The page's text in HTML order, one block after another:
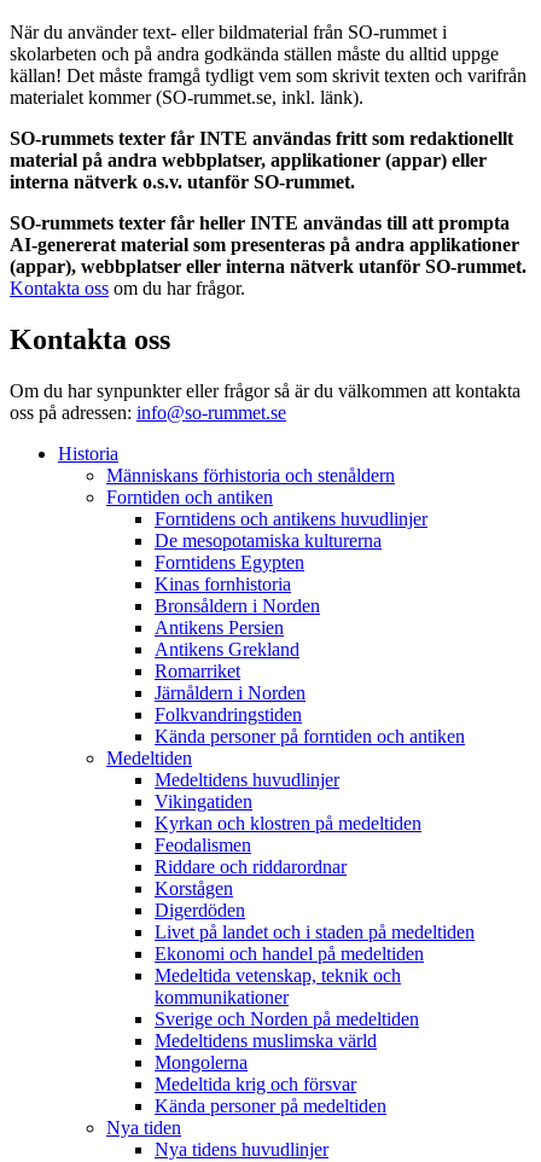
När du använder text- eller bildmaterial från SO-rummet i
skolarbeten och på andra godkända ställen måste du alltid uppge
källan! Det måste framgå tydligt vem som skrivit texten och varifrån
materialet kommer (SO-rummet.se, inkl. länk).
SO-rummets texter får INTE användas fritt som redaktionellt
material på andra webbplatser, applikationer (appar) eller
interna nätverk o.s.v. utanför SO-rummet.
SO-rummets texter får heller INTE användas till att prompta
AI-genererat material som presenteras på andra applikationer
(appar), webbplatser eller interna nätverk utanför SO-rummet.
Kontakta oss om du har frågor.
Kontakta oss
Om du har synpunkter eller frågor så är du välkommen att kontakta
oss på adressen: info@so-rummet.se
Historia
Människans förhistoria och stenåldern
Forntiden och antiken
Forntidens och antikens huvudlinjer
De mesopotamiska kulturerna
Forntidens Egypten
Kinas fornhistoria
Bronsåldern i Norden
Antikens Persien
Antikens Grekland
Romarriket
Järnåldern i Norden
Folkvandringstiden
Kända personer på forntiden och antiken
Medeltiden
Medeltidens huvudlinjer
Vikingatiden
Kyrkan och klostren på medeltiden
Feodalismen
Riddare och riddarordnar
Korstågen
Digerdöden
Livet på landet och i staden på medeltiden
Ekonomi och handel på medeltiden
Medeltida vetenskap, teknik och
kommunikationer
Sverige och Norden på medeltiden
Medeltidens muslimska värld
Mongolerna
Medeltida krig och försvar
Kända personer på medeltiden
Nya tiden
Nya tidens huvudlinjer